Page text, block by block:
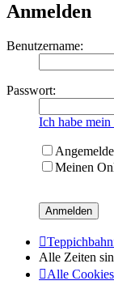
Anmelden
Benutzername:
Passwort:
Ich habe mein
Meinen
Alle Zeiten
Alle